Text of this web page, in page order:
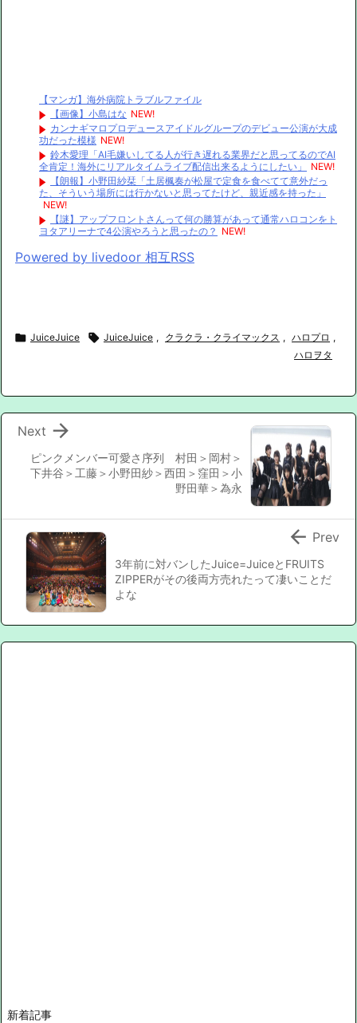
【マンガ】海外病院トラブルファイル
【画像】小島はな NEW!
カンナギマロプロデュースアイドルグループのデビュー公演が大成
功だった模様 NEW!
鈴木愛理「AI毛嫌いしてる人が行き遅れる業界だと思ってるのでAI
全肯定！海外にリアルタイムライブ配信出来るようにしたい」
NEW!
【朗報】小野田紗栞「土居楓奏が松屋で定食を食べてて意外だっ
た、そういう場所には行かないと思ってたけど、親近感を持った」
NEW!
【謎】アップフロントさんって何の勝算があって通常ハロコンをト
ヨタアリーナで4公演やろうと思ったの？ NEW!
Powered by livedoor 相互RSS
 JuiceJuice  JuiceJuice , クラクラ・クライマックス , ハロプロ ,
ハロヲタ
ピンクメンバー可愛さ序列 村田＞岡村＞
下井谷＞工藤＞小野田紗＞西田＞窪田＞小
野田華＞為永

Next
3年前に対バンしたJuice=JuiceとFRUITS
ZIPPERがその後両方売れたって凄いことだ
よな
 Prev
新着記事